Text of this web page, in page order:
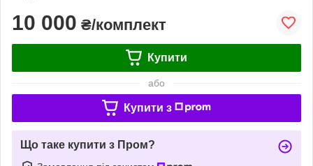
10 000 ₴/комплект
Купити
або
Купити з
Що таке купити з Пром?